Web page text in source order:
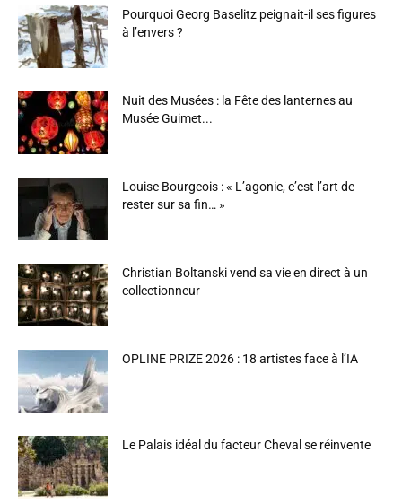
Pourquoi Georg Baselitz peignait-il ses figures
à l’envers ?
Nuit des Musées : la Fête des lanternes au
Musée Guimet...
Louise Bourgeois : « L’agonie, c’est l’art de
rester sur sa fin… »
Christian Boltanski vend sa vie en direct à un
collectionneur
OPLINE PRIZE 2026 : 18 artistes face à l’IA
Le Palais idéal du facteur Cheval se réinvente